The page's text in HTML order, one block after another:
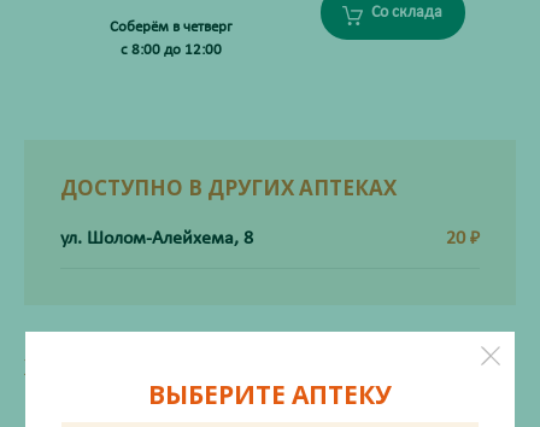
Соберём в четверг
с 8:00 до 12:00
Со склада
ДОСТУПНО В ДРУГИХ АПТЕКАХ
ул. Шолом-Алейхема, 8 20 ₽
ХАРАКТЕРИСТИКИ
Производитель
Интертекстиль
ВЫБЕРИТЕ АПТЕКУ